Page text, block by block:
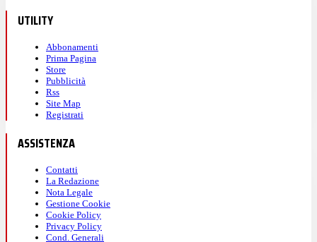
UTILITY
Abbonamenti
Prima Pagina
Store
Pubblicità
Rss
Site Map
Registrati
ASSISTENZA
Contatti
La Redazione
Nota Legale
Gestione Cookie
Cookie Policy
Privacy Policy
Cond. Generali